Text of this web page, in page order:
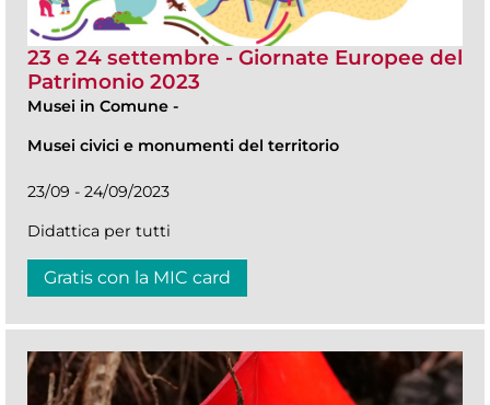
23 e 24 settembre - Giornate Europee del
Patrimonio 2023
Musei in Comune -
Musei civici e monumenti del territorio
23/09 - 24/09/2023
Didattica per tutti
Gratis con la MIC card